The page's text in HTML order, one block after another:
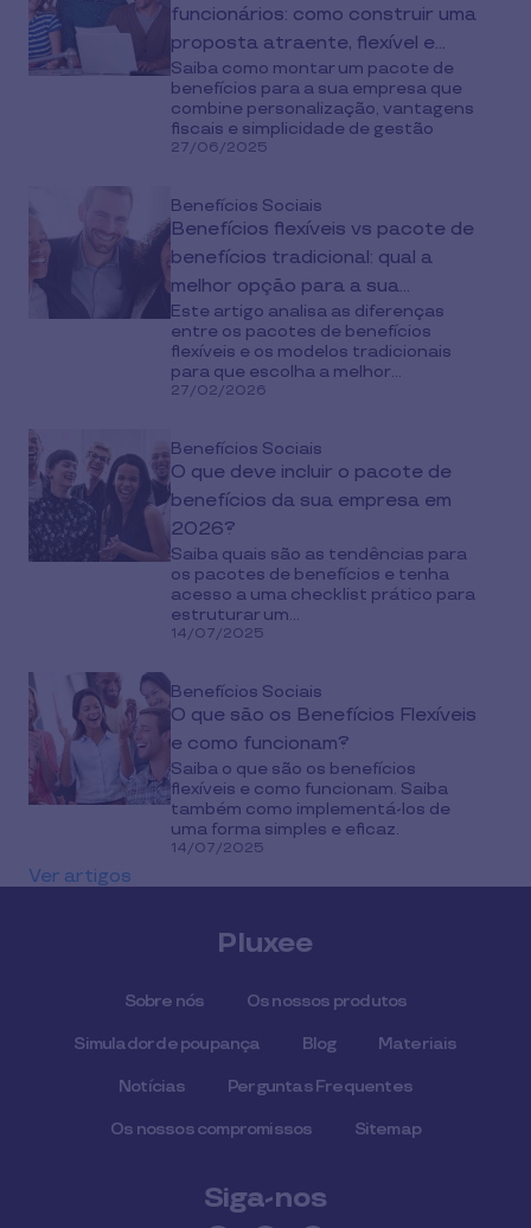
funcionários: como construir uma
proposta atraente, flexível e
fiscalmente eficiente
Saiba como montar um pacote de
benefícios para a sua empresa que
combine personalização, vantagens
fiscais e simplicidade de gestão
27/06/2025
Benefícios Sociais
Benefícios flexíveis vs pacote de
benefícios tradicional: qual a
melhor opção para a sua
empresa?
Este artigo analisa as diferenças
entre os pacotes de benefícios
flexíveis e os modelos tradicionais
para que escolha a melhor...
27/02/2026
Benefícios Sociais
O que deve incluir o pacote de
benefícios da sua empresa em
2026?
Saiba quais são as tendências para
os pacotes de benefícios e tenha
acesso a uma checklist prático para
estruturar um...
14/07/2025
Benefícios Sociais
O que são os Benefícios Flexíveis
e como funcionam?
Saiba o que são os benefícios
flexíveis e como funcionam. Saiba
também como implementá-los de
uma forma simples e eficaz.
14/07/2025
Ver artigos
Pluxee
Sobre nós Os nossos produtos
Simulador de poupança Blog Materiais
Notícias Perguntas Frequentes
Os nossos compromissos Sitemap
Siga-nos